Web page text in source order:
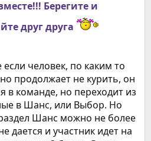
Берегите и
друг друга
человек, по каким то
продолжает не курить, он
в команде, но переходит из
в Шанс, или Выбор. Но
Шанс можно не более
дается и участник идет на